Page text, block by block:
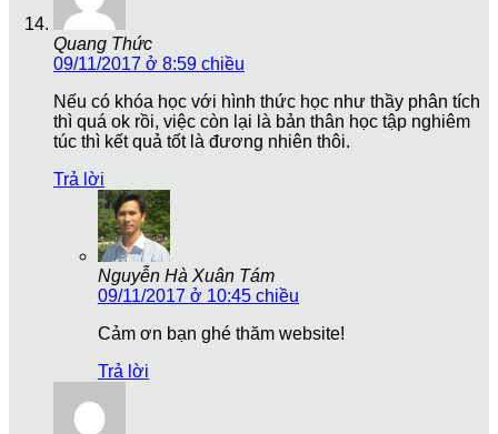
Quang Thức
09/11/2017 ở 8:59 chiều
Nếu có khóa học với hình thức học như thầy phân tích
thì quá ok rồi, việc còn lại là bản thân học tập nghiêm
túc thì kết quả tốt là đương nhiên thôi.
Trả lời
Nguyễn Hà Xuân Tám
09/11/2017 ở 10:45 chiều
Cảm ơn bạn ghé thăm website!
Trả lời